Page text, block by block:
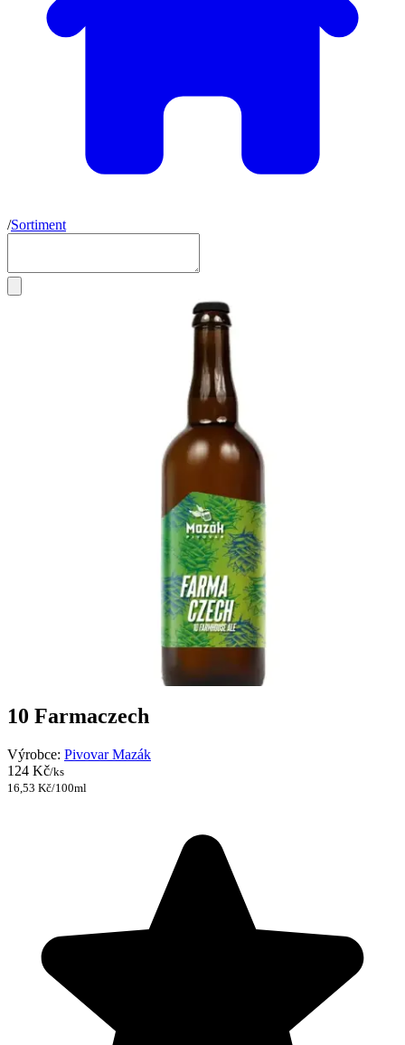
/Sortiment
10 Farmaczech
Výrobce: Pivovar Mazák
124 Kč/ks
16,53 Kč/100ml